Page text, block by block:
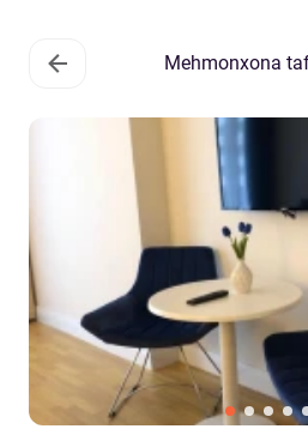
Mehmonxona